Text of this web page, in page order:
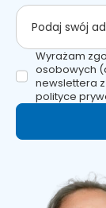
Podaj swój
Wyrażam
osobowych
newslettera
polityce